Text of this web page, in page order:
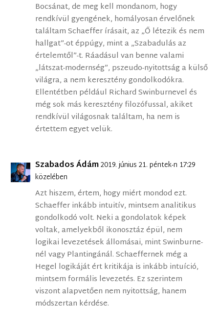
Bocsánat, de meg kell mondanom, hogy
rendkívül gyengének, homályosan érvelőnek
találtam Schaeffer írásait, az „Ő létezik és nem
hallgat”-ot éppúgy, mint a „Szabadulás az
értelemtől”-t. Ráadásul van benne valami
„látszat-modernség”, pszeudo-nyitottság a külső
világra, a nem keresztény gondolkodókra.
Ellentétben például Richard Swinburnevel és
még sok más keresztény filozófussal, akiket
rendkívül világosnak találtam, ha nem is
értettem egyet velük.
Szabados Ádám2019. június 21. péntek-n 17:29
közelében
Azt hiszem, értem, hogy miért mondod ezt.
Schaeffer inkább intuitív, mintsem analitikus
gondolkodó volt. Neki a gondolatok képek
voltak, amelyekből ikonosztáz épül, nem
logikai levezetések állomásai, mint Swinburne-
nél vagy Plantingánál. Schaeffernek még a
Hegel logikáját ért kritikája is inkább intuíció,
mintsem formális levezetés. Ez szerintem
viszont alapvetően nem nyitottság, hanem
módszertan kérdése.